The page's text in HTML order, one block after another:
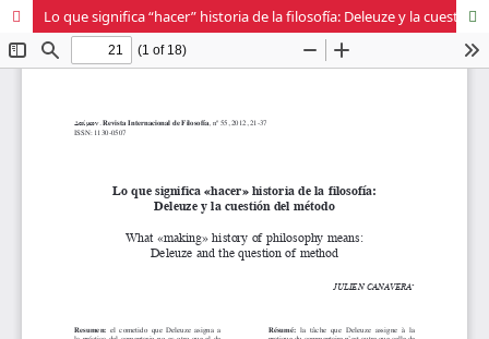
Lo que significa “hacer” historia de la filosofía: Deleuze y la cuestión del método